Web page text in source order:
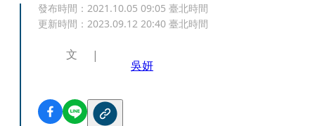
發布時間： 2021.10.05 09:05 臺北時間
更新時間： 2023.09.12 20:40 臺北時間
文
吳妍